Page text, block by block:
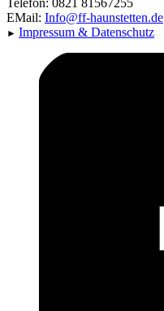
Telefon: 0821 81567255
EMail: Info@ff-haunstetten.de
► Impressum & Datenschutz